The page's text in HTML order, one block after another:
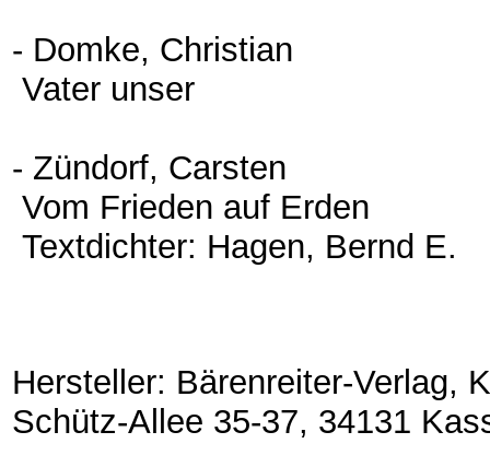
- Domke, Christian
Vater unser
- Zündorf, Carsten
Vom Frieden auf Erden
Textdichter: Hagen, Bernd E.
Hersteller: Bärenreiter-Verlag,
Schütz-Allee 35-37, 34131